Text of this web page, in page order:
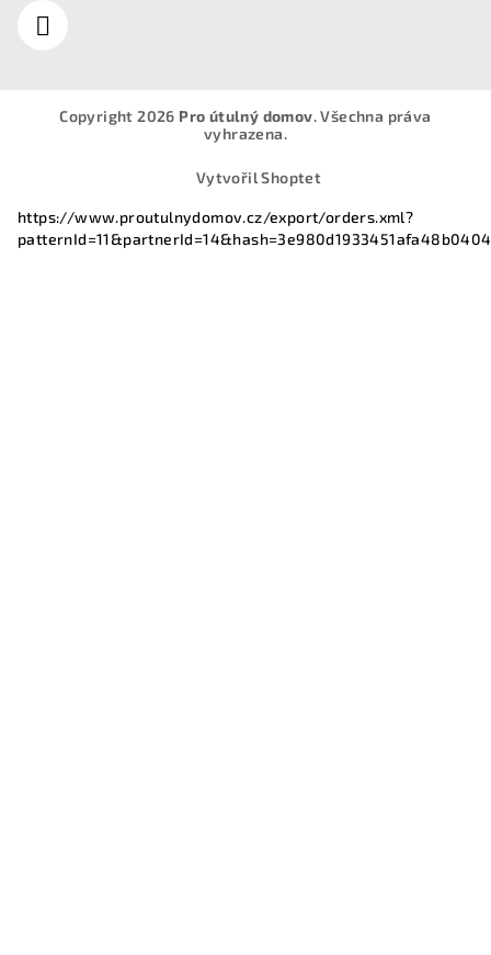
Copyright 2026 Pro útulný domov. Všechna práva
vyhrazena.
Vytvořil Shoptet
https://www.proutulnydomov.cz/export/orders.xml?